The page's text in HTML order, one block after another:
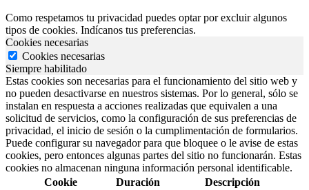
Como respetamos tu privacidad puedes optar por excluir algunos
tipos de cookies. Indícanos tus preferencias.
Cookies necesarias
Cookies necesarias
Siempre habilitado
Estas cookies son necesarias para el funcionamiento del sitio web y
no pueden desactivarse en nuestros sistemas. Por lo general, sólo se
instalan en respuesta a acciones realizadas que equivalen a una
solicitud de servicios, como la configuración de sus preferencias de
privacidad, el inicio de sesión o la cumplimentación de formularios.
Puede configurar su navegador para que bloquee o le avise de estas
cookies, pero entonces algunas partes del sitio no funcionarán. Estas
cookies no almacenan ninguna información personal identificable.
Cookie
Duración Descripción